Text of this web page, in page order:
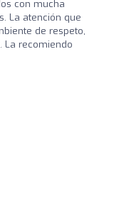
con mucha
La atención que
de respeto,
La recomiendo